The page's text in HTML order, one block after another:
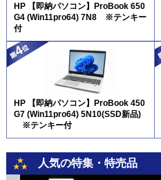
HP 【即納パソコン】ProBook 650
G4 (Win11pro64) 7N8 ※テンキー
付
HP 【即納パソコン】ProBook 450
G7 (Win11pro64) 5N10(SSD新品)
※テンキー付
人気の特集・特売品